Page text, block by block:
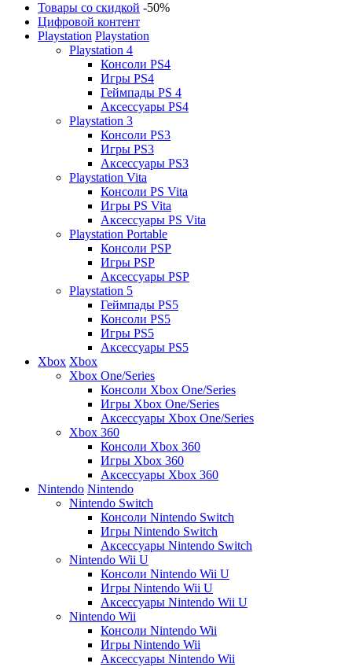
Товары со скидкой -50%
Цифровой контент
Playstation Playstation
Playstation 4
Консоли PS4
Игры PS4
Геймпады PS 4
Аксессуары PS4
Playstation 3
Консоли PS3
Игры PS3
Аксессуары PS3
Playstation Vita
Консоли PS Vita
Игры PS Vita
Аксессуары PS Vita
Playstation Portable
Консоли PSP
Игры PSP
Аксессуары PSP
Playstation 5
Геймпады PS5
Консоли PS5
Игры PS5
Аксессуары PS5
Xbox Xbox
Xbox One/Series
Консоли Xbox One/Series
Игры Xbox One/Series
Аксессуары Xbox One/Series
Xbox 360
Консоли Xbox 360
Игры Xbox 360
Аксессуары Xbox 360
Nintendo Nintendo
Nintendo Switch
Консоли Nintendo Switch
Игры Nintendo Switch
Аксессуары Nintendo Switch
Nintendo Wii U
Консоли Nintendo Wii U
Игры Nintendo Wii U
Аксессуары Nintendo Wii U
Nintendo Wii
Консоли Nintendo Wii
Игры Nintendo Wii
Аксессуары Nintendo Wii